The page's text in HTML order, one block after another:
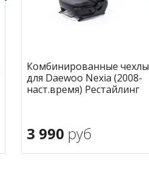
Комбинированные чехлы
для Daewoo Nexia (2008-
наст.время) Рестайлинг
3 990 руб